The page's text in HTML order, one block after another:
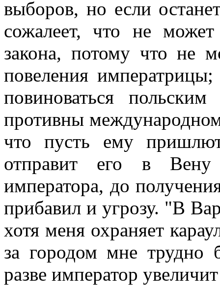
выборов, но если
сожалеет, что не
закона, потому что не
повеления
повиноваться
противны
что пусть ему
отправит его в
императора, до
прибавил и угрозу. "В
хотя меня охраняет
за городом мне трудно
разве император